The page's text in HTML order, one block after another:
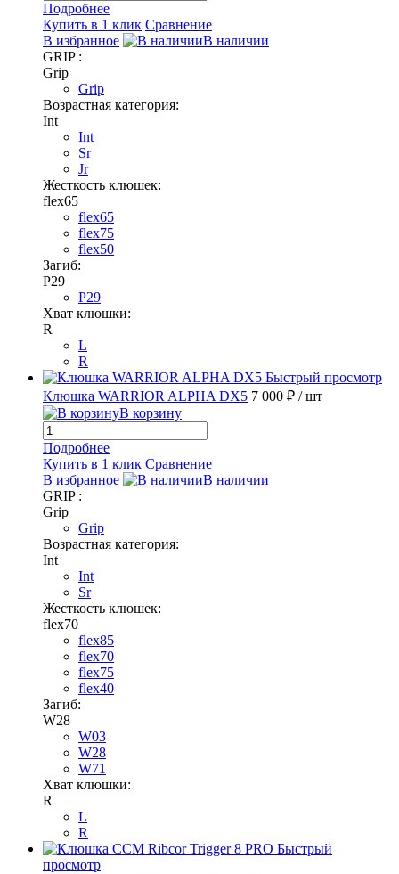
Подробнее
Купить в 1 клик Сравнение
В избранное
В наличии
GRIP :
Grip
Grip
Возрастная категория:
Int
Int
Sr
Jr
Жесткость клюшек:
flex65
flex65
flex75
flex50
Загиб:
P29
P29
Хват клюшки:
R
L
R
Быстрый просмотр
Клюшка WARRIOR ALPHA DX5 7 000 ₽ / шт
В корзину
Подробнее
Купить в 1 клик Сравнение
В избранное
В наличии
GRIP :
Grip
Grip
Возрастная категория:
Int
Int
Sr
Жесткость клюшек:
flex70
flex85
flex70
flex75
flex40
Загиб:
W28
W03
W28
W71
Хват клюшки:
R
L
R
Быстрый
просмотр